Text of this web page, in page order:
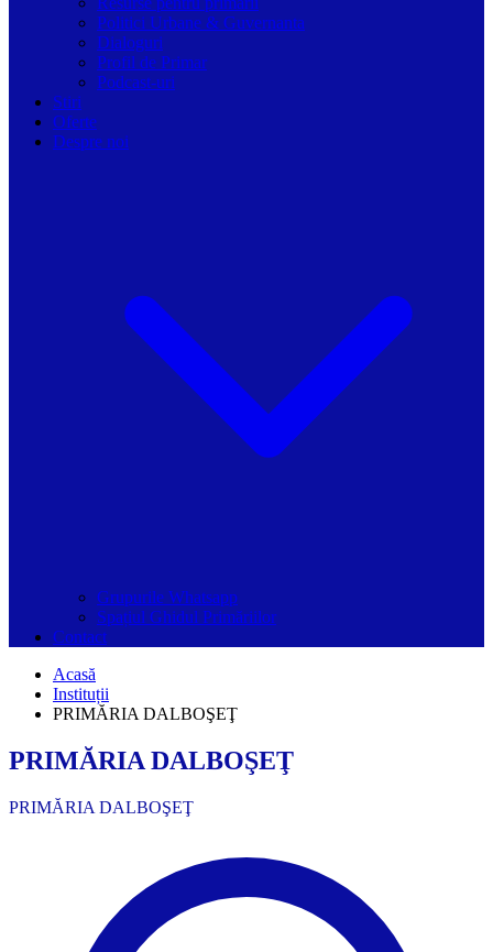
Politici Urbane & Guvernanta
Dialoguri
Profil de Primar
Podcast-uri
Stiri
Oferte
Despre noi
Grupurile Whatsapp
Spațiul Ghidul Primăriilor
Contact
Acasă
Instituții
PRIMĂRIA DALBOŞEŢ
PRIMĂRIA DALBOŞEŢ
PRIMĂRIA DALBOŞEŢ